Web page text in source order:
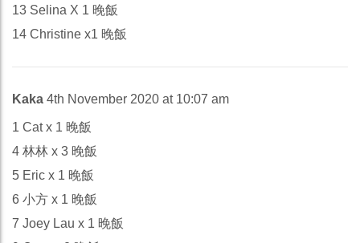
13 Selina X 1 晚飯
14 Christine x1 晚飯
Kaka 4th November 2020 at 10:07 am
1 Cat x 1 晚飯
4 林林 x 3 晚飯
5 Eric x 1 晚飯
6 小方 x 1 晚飯
7 Joey Lau x 1 晚飯